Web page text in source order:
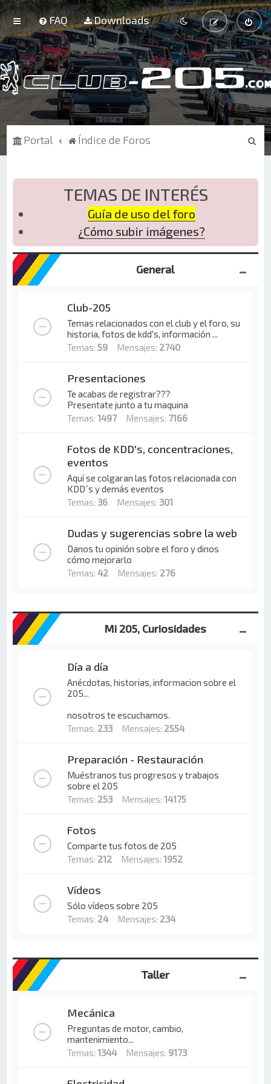
FAQ Downloads
Portal Índice de Foros
B
TEMAS DE INTERÉS
Guía de uso del foro
¿Cómo subir imágenes?
General
Club-205
Temas relacionados con el club y el foro, su
historia, fotos de kdd's, información ...
Temas:59 Mensajes: 2740
Presentaciones
Te acabas de registrar???
Presentate junto a tu maquina
Temas:1497 Mensajes: 7166
Fotos de KDD's, concentraciones,
eventos
Aquí se colgaran las fotos relacionada con
KDD´s y demás eventos
Temas: 36 Mensajes: 301
Dudas y sugerencias sobre la web
Danos tu opinión sobre el foro y dinos
cómo mejorarlo
Temas:42 Mensajes: 276
Mi 205, Curiosidades
Día a día
Anécdotas, historias, informacion sobre el
205...
nosotros te escuchamos.
Temas: 233 Mensajes: 2554
Preparación - Restauración
Muéstranos tus progresos y trabajos
sobre el 205
Temas: 253 Mensajes:14175
Fotos
Comparte tus fotos de 205
Temas: 212 Mensajes:1952
Vídeos
Sólo vídeos sobre 205
Temas: 24Mensajes: 234
Taller
Mecánica
Preguntas de motor, cambio,
mantenimiento...
Temas:1344Mensajes: 9173